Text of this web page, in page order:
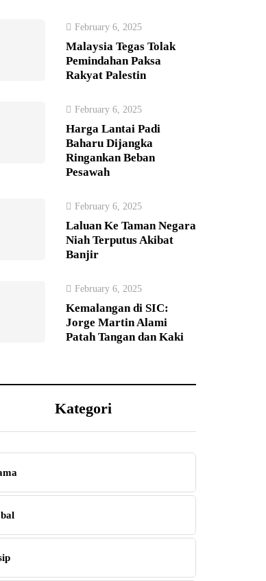
February 6, 2025
Malaysia Tegas Tolak
Pemindahan Paksa
Rakyat Palestin
February 6, 2025
Harga Lantai Padi
Baharu Dijangka
Ringankan Beban
Pesawah
February 6, 2025
Laluan Ke Taman Negara
Niah Terputus Akibat
Banjir
February 6, 2025
Kemalangan di SIC:
Jorge Martin Alami
Patah Tangan dan Kaki
Kategori